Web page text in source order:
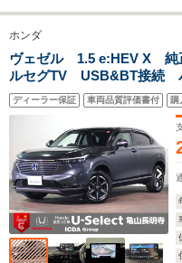
ホンダ
ヴェゼル 1.5 e:HEV X 純
ルセグTV USB&BT接続
オーナー ホンダセンシン
トップ プッシュスタート
ディーラー保証 車両品質評価書付 購